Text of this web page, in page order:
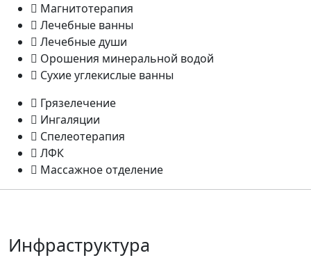
Магнитотерапия
Лечебные ванны
Лечебные души
Орошения минеральной водой
Сухие углекислые ванны
Грязелечение
Ингаляции
Спелеотерапия
ЛФК
Массажное отделение
Инфраструктура